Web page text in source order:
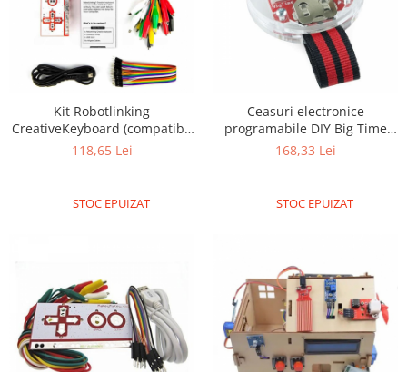
Micro Metal
Motoare
Motor 37D
Motoreductor plastic
Stepper
Sub-Micro
Roti si Senile
Servomotoare
Suruburi, Piulite, Conectare
Platforme de dezvoltare
Arduino
Kit Robotlinking
CreativeKeyboard (compatibil
Makey Makey)
118,65 Lei
STOC EPUIZAT
Ceasuri electronice
programabile DIY Big Time
Wearable Devices: (cu baterie
168,33 Lei
STOC EPUIZAT